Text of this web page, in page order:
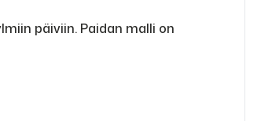
päiviin. Paidan malli on